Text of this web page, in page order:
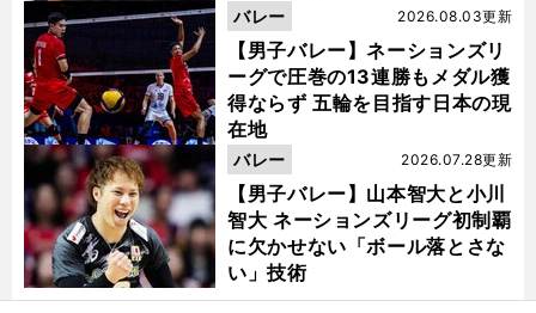
【男子バレー】ネーションズリ
ーグで圧巻の13連勝もメダル獲
得ならず 五輪を目指す日本の現
在地
2026.08.03更新
バレー
【男子バレー】山本智大と小川
智大 ネーションズリーグ初制覇
に欠かせない「ボール落とさな
い」技術
2026.07.28更新
バレー